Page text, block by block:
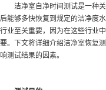
洁净室自净时间测试是一种关
后能够多快恢复到规定的洁净度
行业至关重要，因为在这些行业
要。下文将详细介绍洁净室恢复
响测试结果的因素。